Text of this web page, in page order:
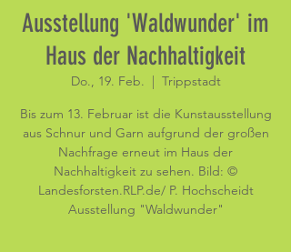
Ausstellung 'Waldwunder' im
Haus der Nachhaltigkeit
Do., 19. Feb.
  |
Trippstadt
Bis zum 13. Februar ist die Kunstausstellung
aus Schnur und Garn aufgrund der großen
Nachfrage erneut im Haus der
Nachhaltigkeit zu sehen. Bild: ©
Landesforsten.RLP.de/ P. Hochscheidt
Ausstellung "Waldwunder"